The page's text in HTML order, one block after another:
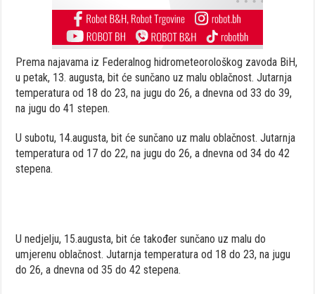
Prema najavama iz Federalnog hidrometeorološkog zavoda BiH,
u petak, 13. augusta, bit će sunčano uz malu oblačnost. Jutarnja
temperatura od 18 do 23, na jugu do 26, a dnevna od 33 do 39,
na jugu do 41 stepen.
U subotu, 14.augusta, bit će sunčano uz malu oblačnost. Jutarnja
temperatura od 17 do 22, na jugu do 26, a dnevna od 34 do 42
stepena.
U nedjelju, 15.augusta, bit će također sunčano uz malu do
umjerenu oblačnost. Jutarnja temperatura od 18 do 23, na jugu
do 26, a dnevna od 35 do 42 stepena.